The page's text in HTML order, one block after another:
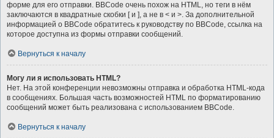
форме для его отправки. BBCode очень похож на HTML, но теги в нём
заключаются в квадратные скобки [ и ], а не в < и >. За дополнительной
информацией о BBCode обратитесь к руководству по BBCode, ссылка на
которое доступна из формы отправки сообщений.
Вернуться к началу
Могу ли я использовать HTML?
Нет. На этой конференции невозможны отправка и обработка HTML-кода
в сообщениях. Большая часть возможностей HTML по форматированию
сообщений может быть реализована с использованием BBCode.
Вернуться к началу